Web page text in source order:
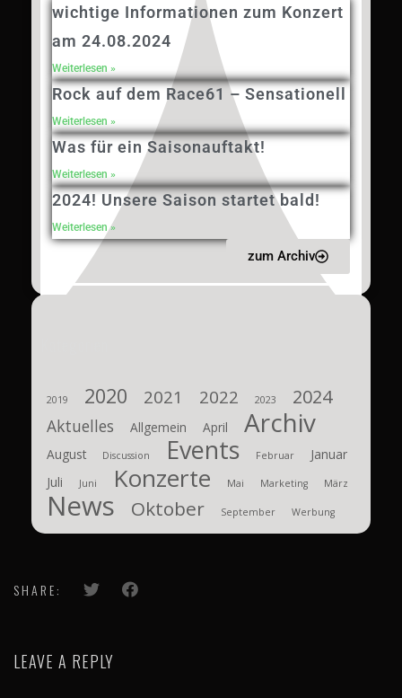
wichtige Informationen zum Konzert
am 24.08.2024
Weiterlesen »
Rock auf dem Race61 – Sensationell
Weiterlesen »
Was für ein Saisonauftakt!
Weiterlesen »
2024! Unsere Saison startet bald!
Weiterlesen »
zum Archiv
2019 2020 2021 2022 2023 2024
Aktuelles Allgemein April Archiv
August Discussion Events Februar
Januar
Juli
Juni Konzerte Mai Marketing März
News Oktober September Werbung
SHARE:
LEAVE A REPLY